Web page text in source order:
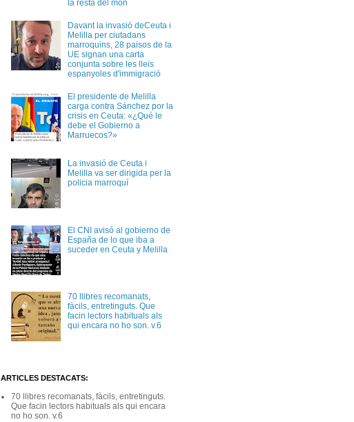
la resta del món
Davant la invasió deCeuta i
Melilla per ciutadans
marroquins, 28 paisos de la
UE signan una carta
conjunta sobre les lleis
espanyoles d'immigració
El presidente de Melilla
carga contra Sánchez por la
crisis en Ceuta: «¿Qué le
debe el Gobierno a
Marruecos?»
La invasió de Ceuta i
Melilla va ser dirigida per la
policia marroquí
El CNI avisó al gobierno de
España de lo que iba a
suceder en Ceuta y Melilla
70 llibres recomanats,
fàcils, entretinguts. Que
facin lectors habituals als
qui encara no ho son. v.6
ARTICLES DESTACATS:
70 llibres recomanats, fàcils, entretinguts.
Que facin lectors habituals als qui encara
no ho son. v.6